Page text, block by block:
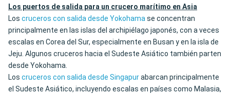
Los puertos de salida para un crucero marítimo en Asia
Los cruceros con salida desde Yokohamase concentran
principalmente en las islas del archipiélago japonés, con a veces
escalas en Corea del Sur, especialmente en Busan y en la isla de
Jeju. Algunos cruceros hacia el Sudeste Asiático también parten
desde Yokohama.
Los cruceros con salida desde Singapurabarcan principalmente
el Sudeste Asiático, incluyendo escalas en países como Malasia,